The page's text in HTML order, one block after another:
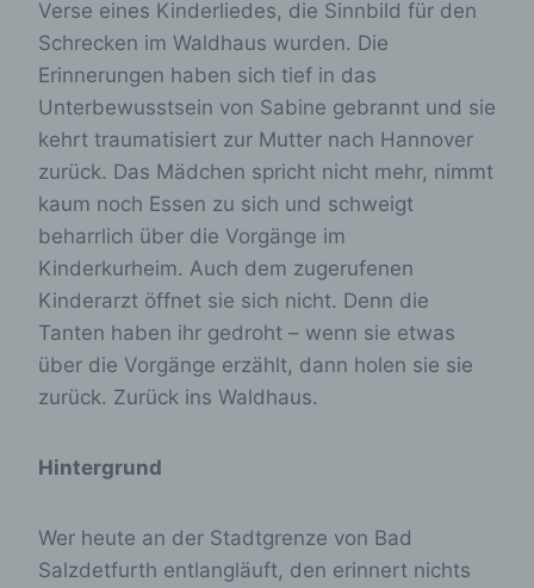
Verse eines Kinderliedes, die Sinnbild für den
Schrecken im Waldhaus wurden. Die
Erinnerungen haben sich tief in das
Unterbewusstsein von Sabine gebrannt und sie
kehrt traumatisiert zur Mutter nach Hannover
zurück. Das Mädchen spricht nicht mehr, nimmt
kaum noch Essen zu sich und schweigt
beharrlich über die Vorgänge im
Kinderkurheim. Auch dem zugerufenen
Kinderarzt öffnet sie sich nicht. Denn die
Tanten haben ihr gedroht – wenn sie etwas
über die Vorgänge erzählt, dann holen sie sie
zurück. Zurück ins Waldhaus.
Hintergrund
Wer heute an der Stadtgrenze von Bad
Salzdetfurth entlangläuft, den erinnert nichts